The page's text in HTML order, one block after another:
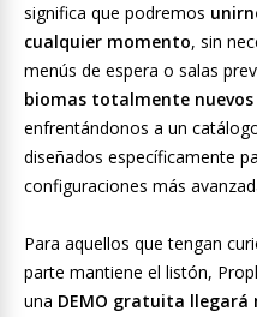
significa que podremos
cualquier momento, sin
menús de espera o salas
biomas totalmente nuevos
enfrentándonos a un
diseñados específicamente
configuraciones más
Para aquellos que tengan
parte mantiene el listón,
una DEMO gratuita llegará